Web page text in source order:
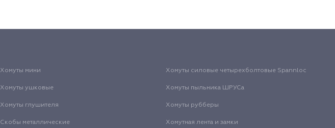
Хомуты мини Хомуты силовые четырехболтовые Spannloc
Хомуты ушковые Хомуты пыльника ШРУСа
Хомуты глушителя Хомуты рубберы
Скобы металлические Хомутная лента и замки